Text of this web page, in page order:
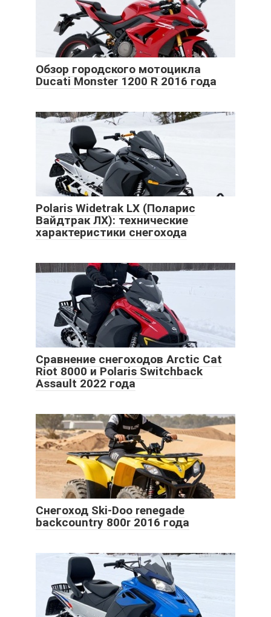
Обзор городского мотоцикла
Ducati Monster 1200 R 2016 года
Polaris Widetrak LX (Поларис
Вайдтрак ЛХ): технические
характеристики снегохода
Сравнение снегоходов Arctic Cat
Riot 8000 и Polaris Switchback
Assault 2022 года
Снегоход Ski-Doo renegade
backcountry 800r 2016 года